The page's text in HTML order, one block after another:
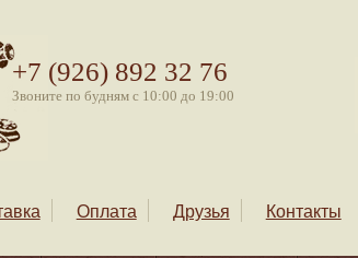
+7 (926) 892 32 76
Звоните по будням с 10:00 до 19:00
Оплата Друзья Контакты